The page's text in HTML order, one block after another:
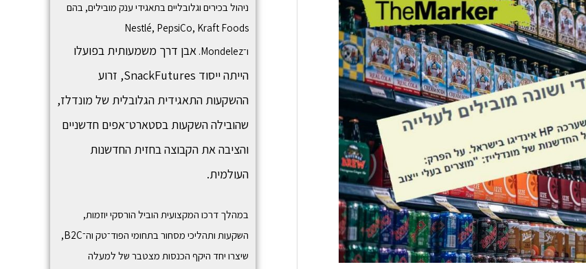
ניהול בכירים וגלובליים בתאגידי ענק מובילים, בהם
Nestlé, PepsiCo, Kraft Foods
ו־Mondelez
. אבן דרך משמעותית בפועלו
הייתה ייסוד SnackFutures, זרוע
ההשקעות התאגידית הגלובלית של מונדלז,
שהובילה השקעות בסטארט־אפים חדשניים
והציבה את הקבוצה בחזית החדשנות
העולמית.
במהלך דרכו המקצועית הוביל הורסקי יוזמות,
השקעות ותהליכי מסחור בתחומי הפוד־טק וה־B2C,
שיצרו יחד היקף הכנסות מצטבר של למעלה